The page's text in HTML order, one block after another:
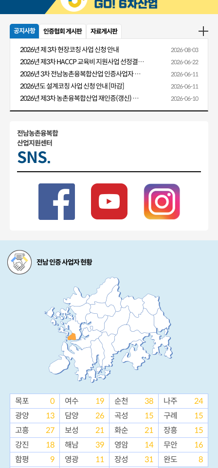
공지사항 인증협회 게시판 자료게시판
2026년 제 3차 현장코칭 사업 신청 안내 2026-08-03
2026년 제3차 HACCP 교육비 지원사업 선정결과 알림 2026-06-22
2026년 3차 전남농촌융복합산업 인증사업자 HACCP 교육비 지원 안내 2026-06-11
2026년도 설계코칭 사업 신청 안내 [마감] 2026-06-11
2026년 제3차 농촌융복합산업 재인증(갱신) 신청 안내 2026-06-10
전남농촌융복합
산업지원센터
SNS.
전남 인증 사업자 현황
목포 0 여수 19 순천 38 나주
24
광양
13 담양 26 곡성 15 구례
15
고흥
27 보성 21 화순 21 장흥
15
강진
18 해남 39 영암 14 무안
16
함평
9 영광 11 장성 31 완도
8